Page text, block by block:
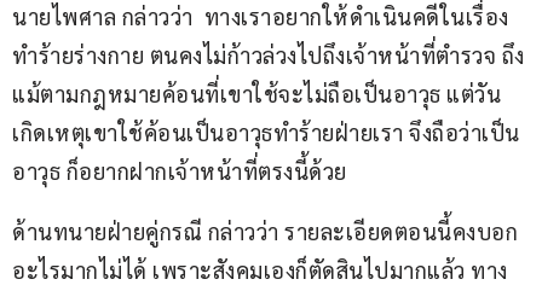
นายไพศาล กล่าวว่า  ทางเราอยากให้ดำเนินคดีในเรื่อง
ทำร้ายร่างกาย ตนคงไม่ก้าวล่วงไปถึงเจ้าหน้าที่ตำรวจ ถึง
แม้ตามกฎหมายค้อนที่เขาใช้จะไม่ถือเป็นอาวุธ แต่วัน
เกิดเหตุเขาใช้ค้อนเป็นอาวุธทำร้ายฝ่ายเรา จึงถือว่าเป็น
อาวุธ ก็อยากฝากเจ้าหน้าที่ตรงนี้ด้วย
ด้านทนายฝ่ายคู่กรณี กล่าวว่า รายละเอียดตอนนี้คงบอก
อะไรมากไม่ได้ เพราะสังคมเองก็ตัดสินไปมากแล้ว ทาง